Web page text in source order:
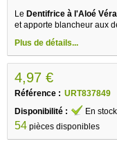
Le Dentifrice à l'Aloé
et apporte blancheur aux
Plus de détails...
4,97 €
Référence : URT837849
Disponibilité :
En stock
54 pièces disponibles